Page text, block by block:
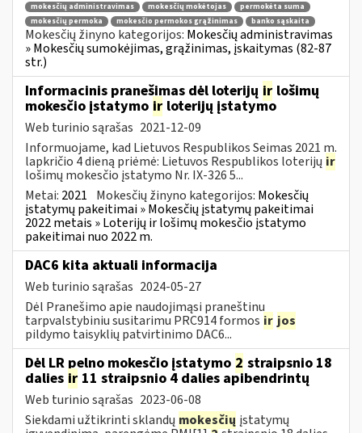
mokesčių administravimas mokesčių mokėtojas
permokėta suma
mokesčių permoka
mokesčio permokos grąžinimas banko sąskaita
Mokesčių žinyno kategorijos: Mokesčių administravimas
» Mokesčių sumokėjimas, grąžinimas, įskaitymas (82-87
str.)
Informacinis pranešimas dėl loterijų ir lošimų
mokesčio įstatymo ir loterijų įstatymo
Web turinio sąrašas 2021-12-09
Informuojame, kad Lietuvos Respublikos Seimas 2021 m.
lapkričio 4 dieną priėmė: Lietuvos Respublikos loterijų ir
lošimų mokesčio įstatymo Nr. IX-326 5...
Metai: 2021 Mokesčių žinyno kategorijos: Mokesčių
įstatymų pakeitimai » Mokesčių įstatymų pakeitimai
2022 metais » Loterijų ir lošimų mokesčio įstatymo
pakeitimai nuo 2022 m.
DAC6 kita aktuali informacija
Web turinio sąrašas 2024-05-27
Dėl Pranešimo apie naudojimąsi praneštinu
tarpvalstybiniu susitarimu PRC914 formos ir jos
pildymo taisyklių patvirtinimo DAC6...
Dėl LR pelno mokesčio įstatymo 2 straipsnio 18
dalies ir 11 straipsnio 4 dalies apibendrintų
Web turinio sąrašas 2023-06-08
Siekdami užtikrinti sklandų mokesčių įstatymų